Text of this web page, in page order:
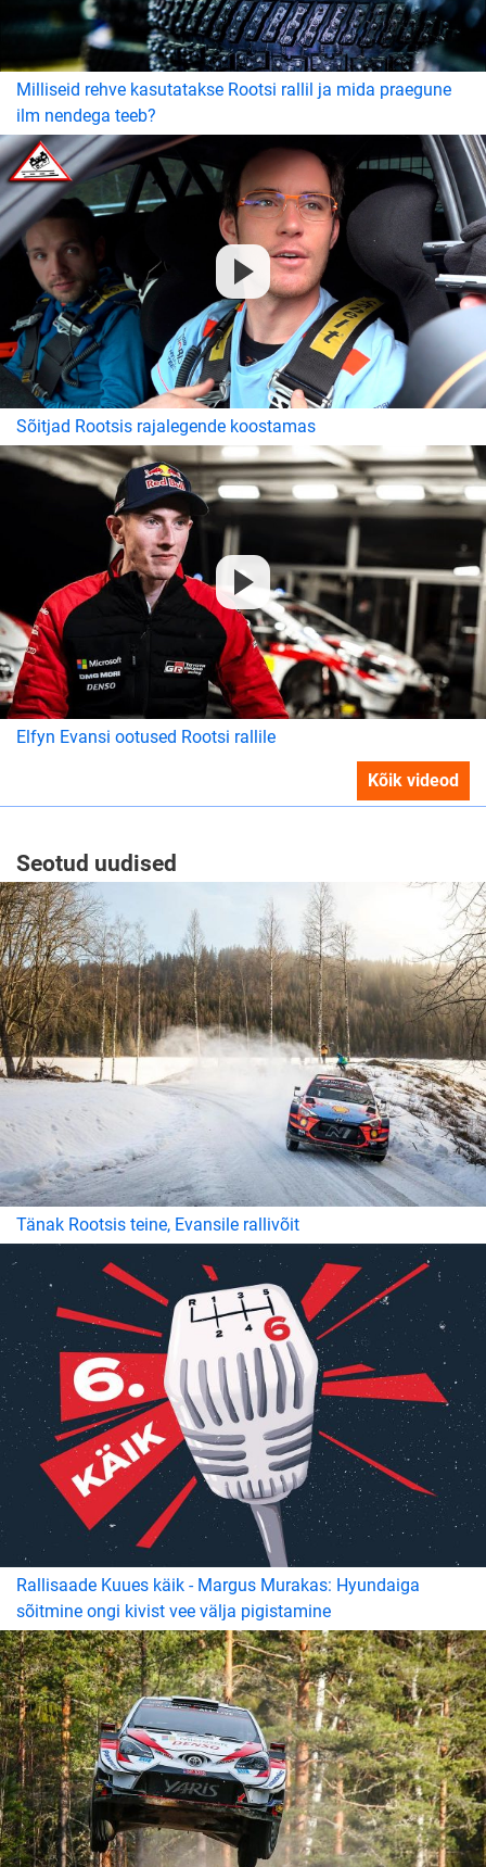
Milliseid rehve kasutatakse Rootsi rallil ja mida praegune
ilm nendega teeb?
Sõitjad Rootsis rajalegende koostamas
Elfyn Evansi ootused Rootsi rallile
Kõik videod
Seotud uudised
Tänak Rootsis teine, Evansile rallivõit
Rallisaade Kuues käik - Margus Murakas: Hyundaiga
sõitmine ongi kivist vee välja pigistamine